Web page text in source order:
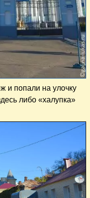
и попали на улочку
либо «халупка»